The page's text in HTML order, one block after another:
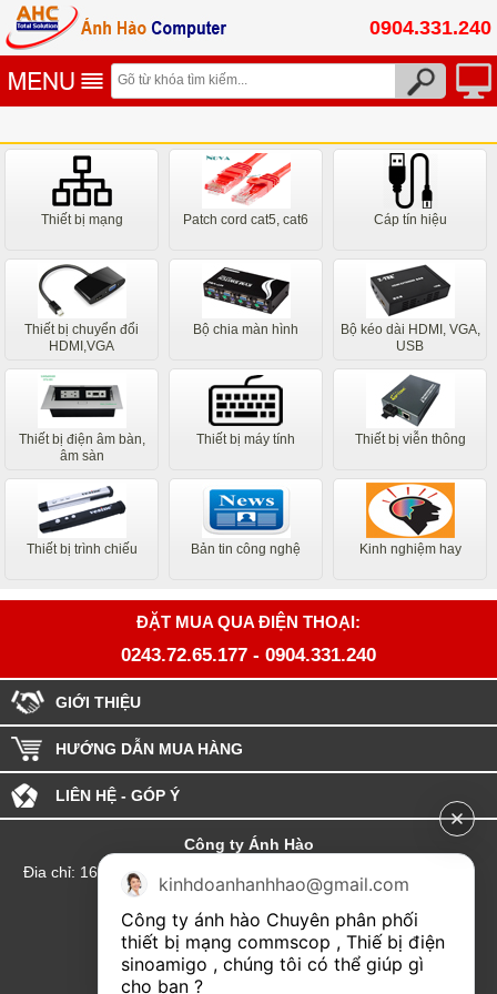
0904.331.240
Thiết bị mạng Patch cord cat5, cat6 Cáp tín hiệu
Thiết bị chuyển đổi
HDMI,VGA
Bộ chia màn hình
Bộ kéo dài HDMI, VGA,
USB
Thiết bị điện âm bàn,
âm sàn
Thiết bị máy tính Thiết bị viễn thông
Thiết bị trình chiếu Bản tin công nghệ Kinh nghiệm hay
ĐẶT MUA QUA ĐIỆN THOẠI:
0243.72.65.177 - 0904.331.240
GIỚI THIỆU
HƯỚNG DẪN MUA HÀNG
LIÊN HỆ - GÓP Ý
Công ty Ánh Hào
Đia chỉ: 164 Phố Chùa Láng - Phường Láng - Thành phố Hà Nội
hotline:0904.331.240
Email: Kinhdoanhanhhao@gmail.com
Đại lý Hải Phòng
kinhdoanhanhhao@gmail.com
Công ty ánh hào Chuyên phân phối
thiết bị mạng commscop , Thiế bị điện
sinoamigo , chúng tôi có thể giúp gì
cho bạn ?